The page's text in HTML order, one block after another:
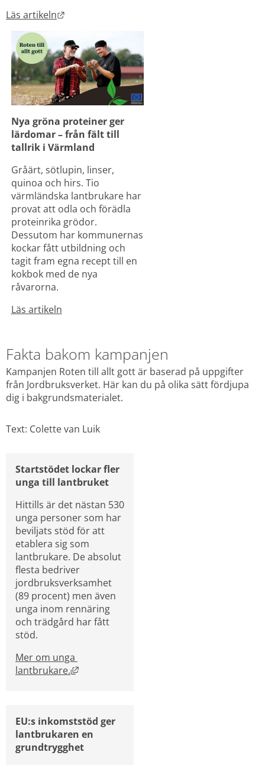
Läs artikeln
Nya gröna proteiner ger
lärdomar – från fält till
tallrik i Värmland
Gråärt, sötlupin, linser,
quinoa och hirs. Tio
värmländska lantbrukare har
provat att odla och förädla
proteinrika grödor.
Dessutom har kommunernas
kockar fått utbildning och
tagit fram egna recept till en
kokbok med de nya
råvarorna.
Läs artikeln
Fakta bakom kampanjen
Kampanjen Roten till allt gott är baserad på uppgifter
från Jordbruksverket. Här kan du på olika sätt fördjupa
dig i bakgrundsmaterialet.
Text: Colette van Luik
Startstödet lockar fler
unga till lantbruket
Hittills är det nästan 530
unga personer som har
beviljats stöd för att
etablera sig som
lantbrukare. De absolut
flesta bedriver
jordbruksverksamhet
(89 procent) men även
unga inom rennäring
och trädgård har fått
stöd.
Mer om unga
lantbrukare.
Länk till annan webbplats, öppnas i nytt
EU:s inkomststöd ger
lantbrukaren en
grundtrygghet